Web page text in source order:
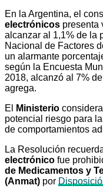
En la Argentina, el
electrónicos presenta
alcanzar al 1,1% de la
Nacional de Factores
un alarmante
según la Encuesta
2018, alcanzó al 7%
agrega.
El
Ministerio
potencial riesgo para
de comportamientos
La Resolución
electrónico fue
de Medicamentos y
(Anmat) por